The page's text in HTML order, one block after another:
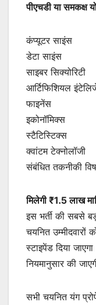
पीएचडी या समकक्ष
कंप्यूटर साइंस
डेटा साइंस
साइबर सिक्योरिटी
आर्टिफिशियल
फाइनेंस
इकोनॉमिक्स
स्टैटिस्टिक्स
क्वांटम टेक्नोलॉजी
संबंधित तकनीकी
मिलेगी ₹1.5 लाख
इस भर्ती की सबसे
चयनित
स्टाइपेंड दिया
नियमानुसार की
सभी चयनित यंग